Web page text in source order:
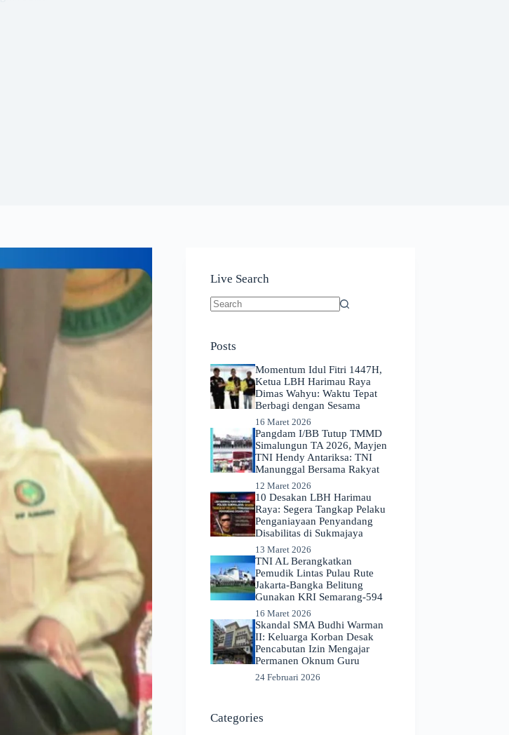
Live Search
Posts
Momentum Idul Fitri 1447H,
Ketua LBH Harimau Raya
Dimas Wahyu: Waktu Tepat
Berbagi dengan Sesama
16 Maret 2026
Pangdam I/BB Tutup TMMD
Simalungun TA 2026, Mayjen
TNI Hendy Antariksa: TNI
Manunggal Bersama Rakyat
12 Maret 2026
​10 Desakan LBH Harimau
Raya: Segera Tangkap Pelaku
Penganiayaan Penyandang
Disabilitas di Sukmajaya
13 Maret 2026
TNI AL Berangkatkan
Pemudik Lintas Pulau Rute
Jakarta-Bangka Belitung
Gunakan KRI Semarang-594
16 Maret 2026
Skandal SMA Budhi Warman
II: Keluarga Korban Desak
Pencabutan Izin Mengajar
Permanen Oknum Guru
24 Februari 2026
Categories